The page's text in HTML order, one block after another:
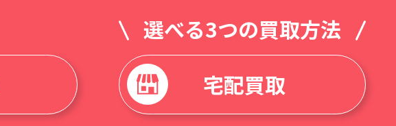
選べる3つの買取方法
宅配買取